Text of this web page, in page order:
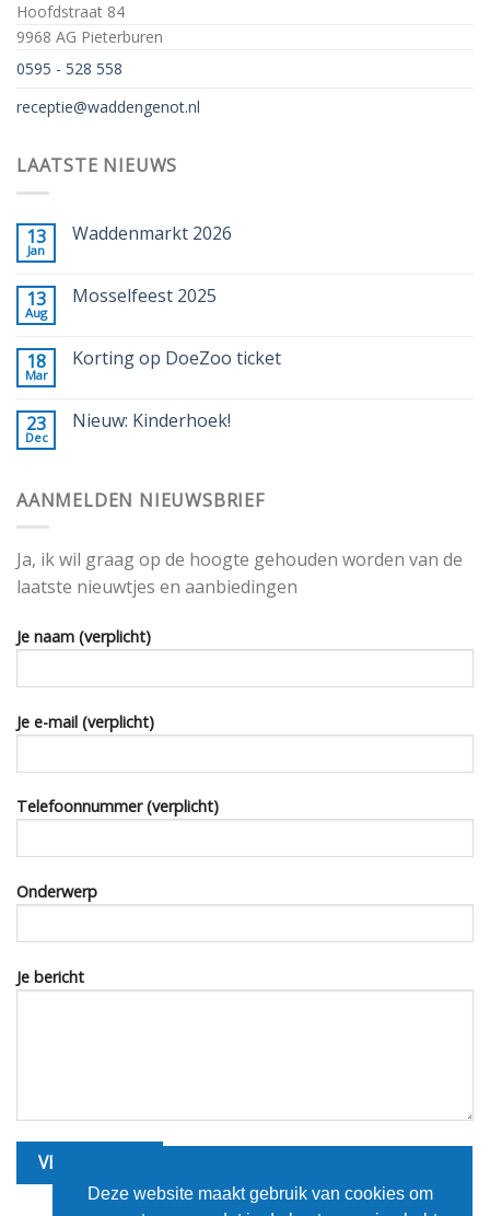
Deze website maakt gebruik van cookies om
Hoofdstraat 84
9968 AG Pieterburen
0595 - 528 558
receptie@waddengenot.nl
LAATSTE NIEUWS
13
Jan
Waddenmarkt 2026
13
Aug
Mosselfeest 2025
18
Mar
Korting op DoeZoo ticket
23
Dec
Nieuw: Kinderhoek!
AANMELDEN NIEUWSBRIEF
Ja, ik wil graag op de hoogte gehouden worden van de
laatste nieuwtjes en aanbiedingen
Je naam (verplicht)
Je e-mail (verplicht)
Telefoonnummer (verplicht)
Onderwerp
Je bericht